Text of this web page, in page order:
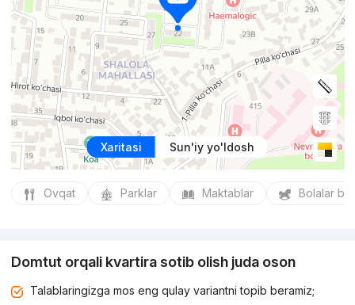
Xaritasi Sun'iy yo'ldosh
Ovqat Parklar Maktablar Bolalar
Domtut orqali kvartira sotib olish juda oson
Talablaringizga mos eng qulay variantni topib beramiz;